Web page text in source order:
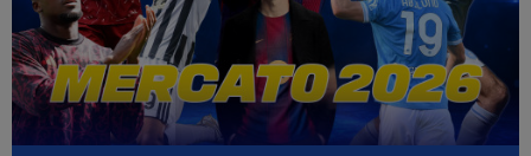
17:15
Farul - Csikszereda, LIVE VIDEO, 18:30, Digi
Sport 1. ECHIPELE. Ciucanii au...
17:08 EXCLUSIV
Gică Craioveanu nu s-a abținut și
l-a ironizat pe Ionel Dănciulescu, în direct...